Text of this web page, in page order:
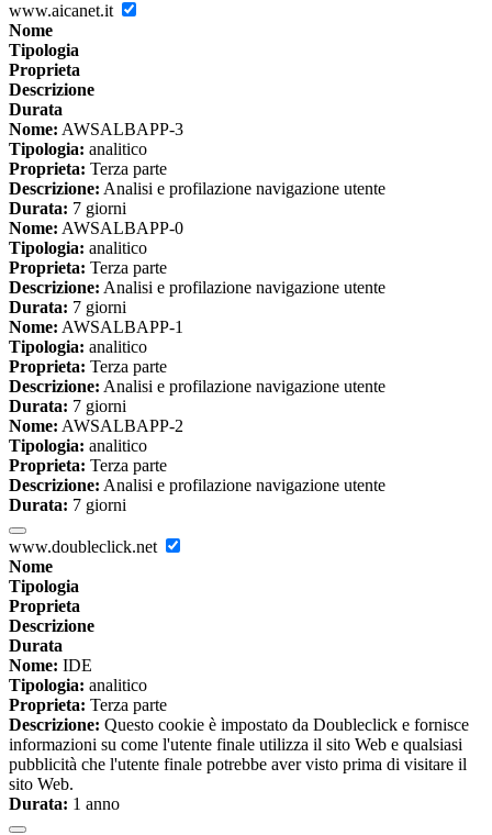
www.aicanet.it
Nome
Tipologia
Proprieta
Descrizione
Durata
Nome: AWSALBAPP-3
Tipologia: analitico
Proprieta: Terza parte
Descrizione: Analisi e profilazione navigazione utente
Durata: 7 giorni
Nome: AWSALBAPP-0
Tipologia: analitico
Proprieta: Terza parte
Descrizione: Analisi e profilazione navigazione utente
Durata: 7 giorni
Nome: AWSALBAPP-1
Tipologia: analitico
Proprieta: Terza parte
Descrizione: Analisi e profilazione navigazione utente
Durata: 7 giorni
Nome: AWSALBAPP-2
Tipologia: analitico
Proprieta: Terza parte
Descrizione: Analisi e profilazione navigazione utente
Durata: 7 giorni
www.doubleclick.net
Nome
Tipologia
Proprieta
Descrizione
Durata
Nome: IDE
Tipologia: analitico
Proprieta: Terza parte
Descrizione: Questo cookie è impostato da Doubleclick e fornisce
informazioni su come l'utente finale utilizza il sito Web e qualsiasi
pubblicità che l'utente finale potrebbe aver visto prima di visitare il
sito Web.
Durata: 1 anno